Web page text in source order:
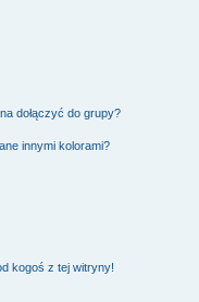
dołączyć do grupy?
innymi kolorami?
kogoś z tej witryny!